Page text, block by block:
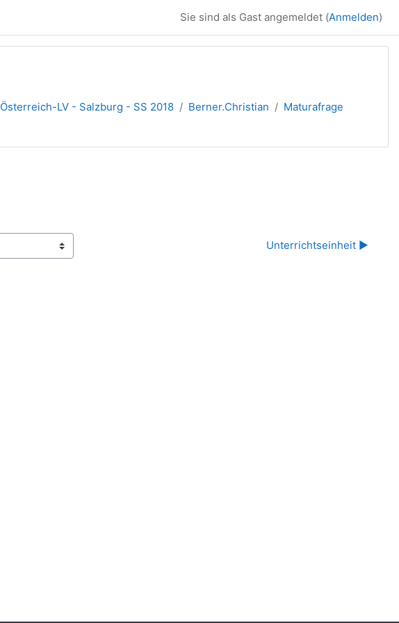
Sie sind als Gast angemeldet (Anmelden)
Österreich-LV - Salzburg - SS 2018 Berner.Christian
Maturafrage
Unterrichtseinheit ▶︎